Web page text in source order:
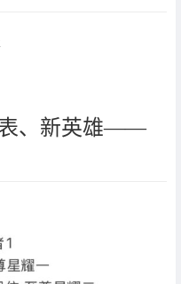
表、新英雄——